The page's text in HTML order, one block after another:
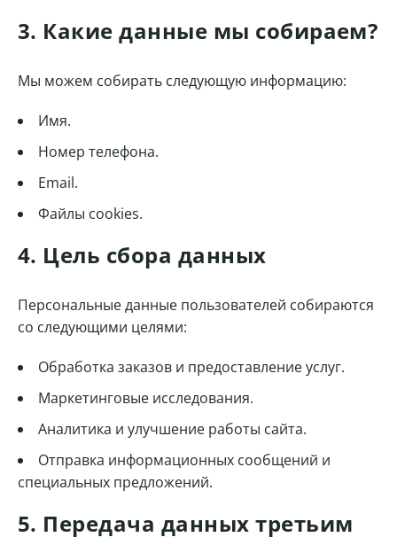
3. Какие данные мы собираем?
Мы можем собирать следующую информацию:
Имя.
Номер телефона.
Email.
Файлы cookies.
4. Цель сбора данных
Персональные данные пользователей собираются
со следующими целями:
Обработка заказов и предоставление услуг.
Маркетинговые исследования.
Аналитика и улучшение работы сайта.
Отправка информационных сообщений и
специальных предложений.
5. Передача данных третьим